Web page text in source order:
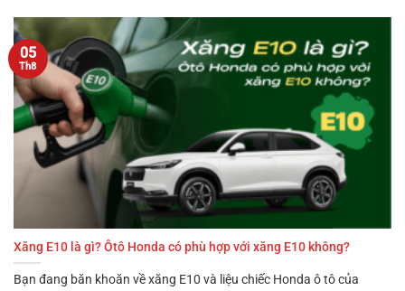
Xăng E10 là gì? Ôtô Honda có phù hợp với xăng E10 không?
Bạn đang băn khoăn về xăng E10 và liệu chiếc Honda ô tô của
05
Th8